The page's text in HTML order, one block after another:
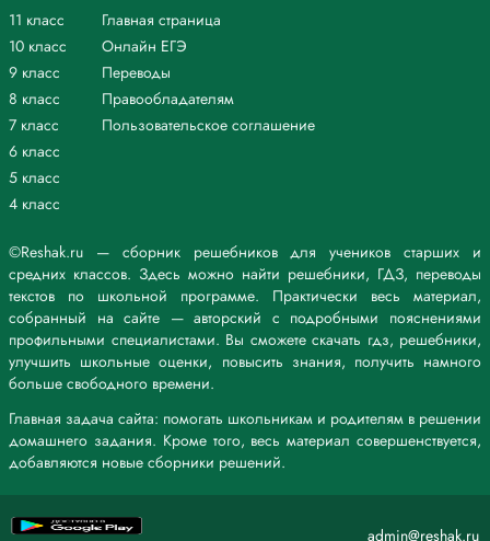
©Reshak.ru — сборник решебников для учеников старших и
средних классов. Здесь можно найти решебники, ГДЗ, переводы
текстов по школьной программе. Практически весь материал,
собранный на сайте — авторский с подробными пояснениями
профильными специалистами. Вы сможете скачать гдз, решебники,
улучшить школьные оценки, повысить знания, получить намного
больше свободного времени.
Главная задача сайта: помогать школьникам и родителям в решении
домашнего задания. Кроме того, весь материал совершенствуется,
добавляются новые сборники решений.
11 класс
10 класс
9 класс
8 класс
7 класс
6 класс
5 класс
4 класс
Главная страница
Онлайн ЕГЭ
Переводы
Правообладателям
Пользовательское соглашение
admin@reshak.ru